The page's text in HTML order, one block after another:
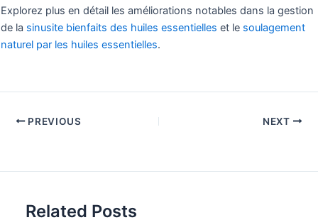
Explorez plus en détail les améliorations notables dans la gestion
de la sinusite bienfaits des huiles essentielles et le soulagement
naturel par les huiles essentielles.
PREVIOUS NEXT
Related Posts